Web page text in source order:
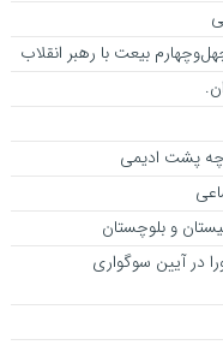
بیعت با رهبر انقلاب
پشت ادیمی
و بلوچستان
در آیین سوگواری